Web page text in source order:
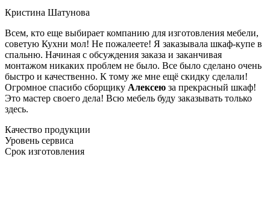
Кристина Шатунова
Всем, кто еще выбирает компанию для изготовления мебели,
советую Кухни мол! Не пожалеете! Я заказывала шкаф-купе в
спальню. Начиная с обсуждения заказа и заканчивая
монтажом никаких проблем не было. Все было сделано очень
быстро и качественно. К тому же мне ещё скидку сделали!
Огромное спасибо сборщику Алексею за прекрасный шкаф!
Это мастер своего дела! Всю мебель буду заказывать только
здесь.
Качество продукции
Уровень сервиса
Срок изготовления